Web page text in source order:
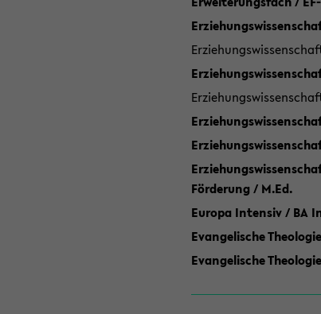
Förderung / M.Ed.
Europa Intensiv / BA
Evangelische
Evangelische